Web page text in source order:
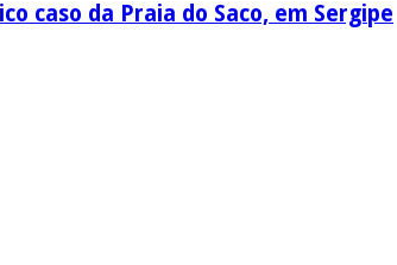
caso da Praia do Saco, em Sergipe